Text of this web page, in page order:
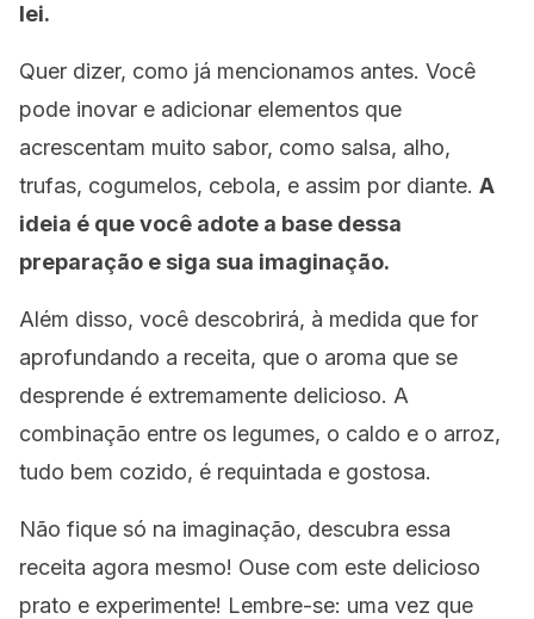
lei.
Quer dizer, como já mencionamos antes. Você
pode inovar e adicionar elementos que
acrescentam muito sabor, como salsa, alho,
trufas, cogumelos, cebola, e assim por diante. A
ideia é que você adote a base dessa
preparação e siga sua imaginação.
Além disso, você descobrirá, à medida que for
aprofundando a receita, que o aroma que se
desprende é extremamente delicioso. A
combinação entre os legumes, o caldo e o arroz,
tudo bem cozido, é requintada e gostosa.
Não fique só na imaginação, descubra essa
receita agora mesmo! Ouse com este delicioso
prato e experimente! Lembre-se: uma vez que